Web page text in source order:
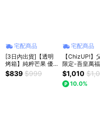
宅配商品
[3日內出貨]【透明
烤箱】純粹芒果 優
格乳酪蛋糕(6吋)(冷
凍) 芒果季 父親節早
$839 $999
宅配商品
【ChizUP!】
限定-吾皇萬
蛋糕(2種口味
$1,010
10.0%